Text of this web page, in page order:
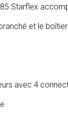
Starflex
et le
avec 4